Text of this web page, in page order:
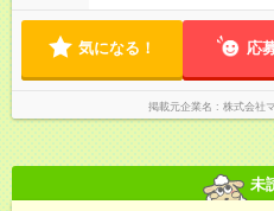
間／休憩1時間） ※勤務地により
おり、より働きやすい環境
していきたい方、ぜひご応
気になる！ 応
掲載元企業名 株式会社
未